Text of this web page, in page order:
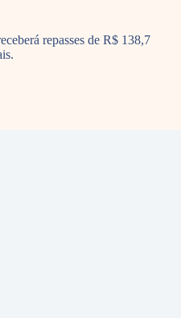
repasses de R$ 138,7